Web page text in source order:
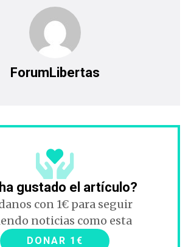
ForumLibertas
gustado el artículo?
con 1€ para seguir
noticias como esta
DONAR 1€